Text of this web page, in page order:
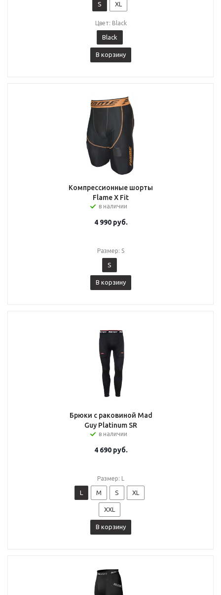
S XL
Цвет: Black
Black
В корзину
Компрессионные шорты
Flame X Fit
в наличии
4 990руб.
Размер: S
S
В корзину
Брюки с раковиной Mad
Guy Platinum SR
в наличии
4 690руб.
Размер: L
L M S XL
XXL
В корзину